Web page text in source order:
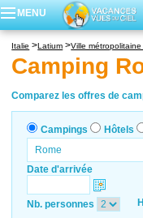
MENU
Italie Latium Ville métropolitaine
Camping
Comparez les offres de
Campings Hôtels
Date d'arrivée
Nb. personnes